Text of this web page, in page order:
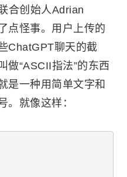
合创始人Adrian
点怪事。用户上传的
ChatGPT聊天的截
做“ASCII指法”的东西
一种用简单文字和
。就像这样：